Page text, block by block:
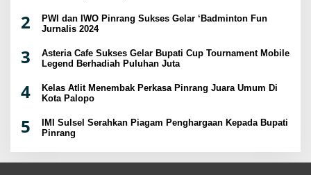
2
PWI dan IWO Pinrang Sukses Gelar ‘Badminton Fun
Jurnalis 2024
3
Asteria Cafe Sukses Gelar Bupati Cup Tournament Mobile
Legend Berhadiah Puluhan Juta
4
Kelas Atlit Menembak Perkasa Pinrang Juara Umum Di
Kota Palopo
5
IMI Sulsel Serahkan Piagam Penghargaan Kepada Bupati
Pinrang